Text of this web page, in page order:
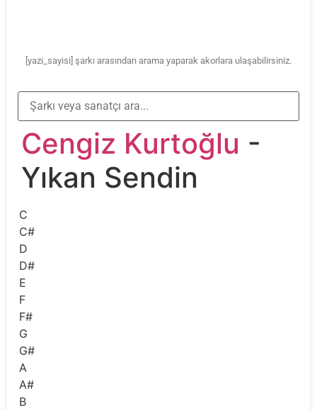
[yazi_sayisi] şarkı arasından arama yaparak akorlara ulaşabilirsiniz.
Cengiz Kurtoğlu -
Yıkan Sendin
C
C#
D
D#
E
F
F#
G
G#
A
A#
B